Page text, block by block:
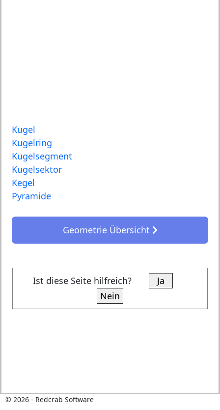
Kugel
Kugelring
Kugelsegment
Kugelsektor
Kegel
Pyramide
Geometrie Übersicht
Ist diese Seite hilfreich?
Ja
Nein
© 2026- Redcrab Software